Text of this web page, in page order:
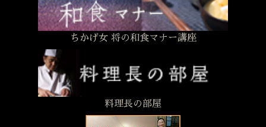
ちかげ女 将の和食マナー講座
料理長の部屋